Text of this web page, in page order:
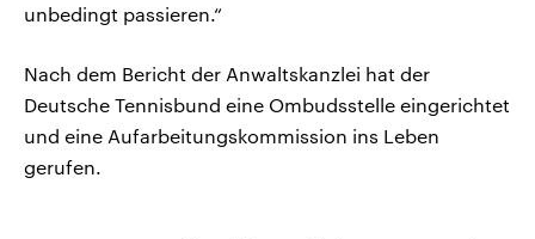
unbedingt passieren.“
Nach dem Bericht der Anwaltskanzlei hat der
Deutsche Tennisbund eine Ombudsstelle eingerichtet
und eine Aufarbeitungskommission ins Leben
gerufen.